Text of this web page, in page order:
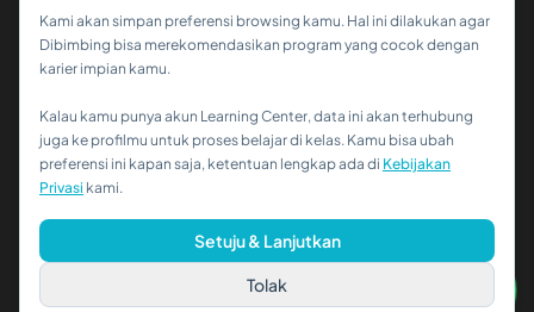
Hi!👋
Kalau kamu butuh bantuan,
© 2026 PT Dibimbing. All Rights Reserved
Kami akan simpan preferensi browsing kamu. Hal ini dilakukan agar
Dibimbing bisa merekomendasikan program yang cocok dengan
karier impian kamu.
Kalau kamu punya akun Learning Center, data ini akan terhubung
juga ke profilmu untuk proses belajar di kelas. Kamu bisa ubah
preferensi ini kapan saja, ketentuan lengkap ada di Kebijakan
Privasi kami.
Tolak
Setuju & Lanjutkan